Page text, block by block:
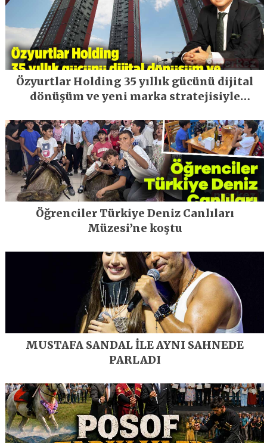
Özyurtlar Holding 35 yıllık gücünü dijital
dönüşüm ve yeni marka stratejisiyle
Öğrenciler Türkiye Deniz Canlıları
Müzesi’ne koştu
MUSTAFA SANDAL İLE AYNI SAHNEDE
PARLADI